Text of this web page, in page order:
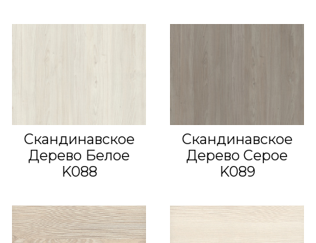
Скандинавское
Дерево Белое
K088
Скандинавское
Дерево Серое
K089